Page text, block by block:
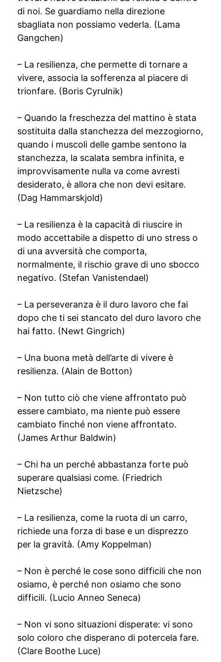
di noi. Se guardiamo nella direzione
sbagliata non possiamo vederla. (Lama
Gangchen)
– La resilienza, che permette di tornare a
vivere, associa la sofferenza al piacere di
trionfare. (Boris Cyrulnik)
– Quando la freschezza del mattino è stata
sostituita dalla stanchezza del mezzogiorno,
quando i muscoli delle gambe sentono la
stanchezza, la scalata sembra infinita, e
improvvisamente nulla va come avresti
desiderato, è allora che non devi esitare.
(Dag Hammarskjold)
– La resilienza è la capacità di riuscire in
modo accettabile a dispetto di uno stress o
di una avversità che comporta,
normalmente, il rischio grave di uno sbocco
negativo. (Stefan Vanistendael)
– La perseveranza è il duro lavoro che fai
dopo che ti sei stancato del duro lavoro che
hai fatto. (Newt Gingrich)
– Una buona metà dell’arte di vivere è
resilienza. (Alain de Botton)
– Non tutto ciò che viene affrontato può
essere cambiato, ma niente può essere
cambiato finché non viene affrontato.
(James Arthur Baldwin)
– Chi ha un perché abbastanza forte può
superare qualsiasi come. (Friedrich
Nietzsche)
– La resilienza, come la ruota di un carro,
richiede una forza di base e un disprezzo
per la gravità. (Amy Koppelman)
– Non è perché le cose sono difficili che non
osiamo, è perché non osiamo che sono
difficili. (Lucio Anneo Seneca)
– Non vi sono situazioni disperate: vi sono
solo coloro che disperano di potercela fare.
(Clare Boothe Luce)